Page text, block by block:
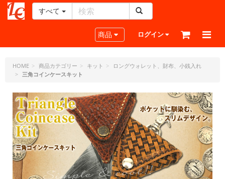
ー
ラ
フ
ド
ッ
ト・
ジ
ェ
ー
ピ
ー
すべて
Toggle navigation
商品 ログイン
HOME 商品カテゴリー キット
ロングウォレット、財布、小銭入れ
三角コインケースキット